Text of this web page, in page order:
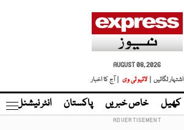
AUGUST 08, 2026
اشتہار لگائیں |
لائیو ٹی وی | آج کا اخبار
کھیل خاص خبریں پاکستان انٹر نیشنل